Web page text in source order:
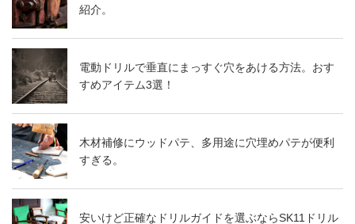
紹介。
電動ドリルで垂直にまっすぐ穴をあける方法。おす
すめアイテム3選！
木材補修にウッドパテ、多用途に穴埋めパテが便利
すぎる。
安いけど正確なドリルガイドを選ぶならSK11ドリル